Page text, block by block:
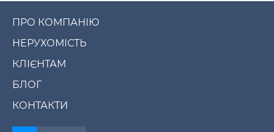
ПРО КОМПАНІЮ
НЕРУХОМІСТЬ
КЛІЄНТАМ
БЛОГ
КОНТАКТИ